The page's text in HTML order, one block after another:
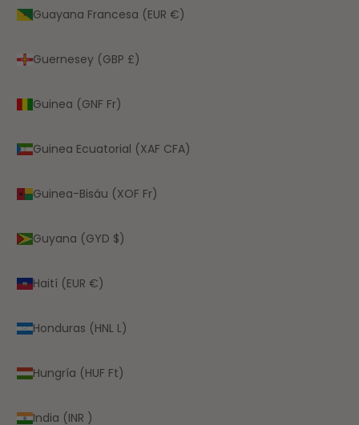
Guayana Francesa (EUR €)
Guernesey (GBP £)
Guinea (GNF Fr)
Guinea Ecuatorial (XAF CFA)
Guinea-Bisáu (XOF Fr)
Guyana (GYD $)
Haití (EUR €)
Honduras (HNL L)
Hungría (HUF Ft)
India (INR ₹)